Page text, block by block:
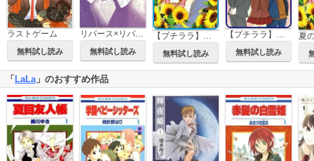
ラストゲーム
無料試し読み
リバース×リバース
無料試し読み 無料試し読み
【プチララ】片恋トライアングル
無料試し読み
夏
「LaLa 」のおすすめ作品